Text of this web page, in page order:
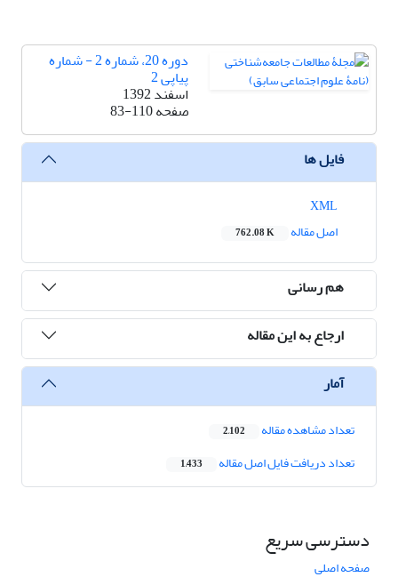
دوره 20، شماره 2 - شماره
پیاپی 2
اسفند 1392
صفحه83-110
فایل ها
اصل مقاله
762.08 K
هم رسانی
ارجاع به این مقاله
آمار
تعداد مشاهده مقاله 2,102
تعداد دریافت فایل اصل مقاله 1,433
دسترسی سریع
صفحه اصلی